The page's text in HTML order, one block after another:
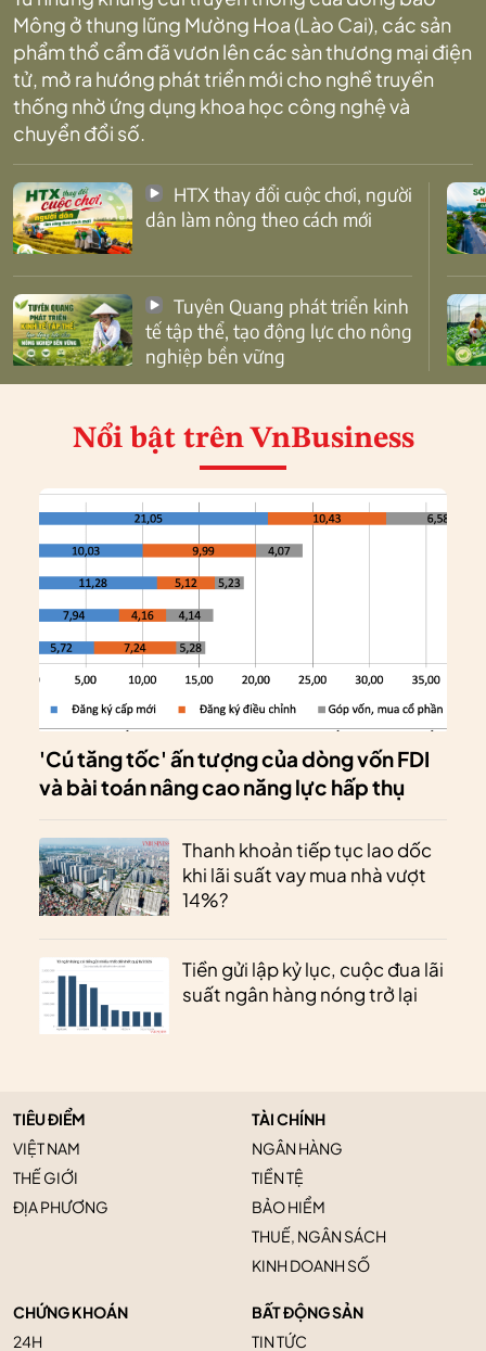
Mông ở thung lũng Mường Hoa (Lào Cai), các sản
phẩm thổ cẩm đã vươn lên các sàn thương mại điện
tử, mở ra hướng phát triển mới cho nghề truyền
thống nhờ ứng dụng khoa học công nghệ và
chuyển đổi số.
dân làm nông theo cách mới
tế tập thể, tạo động lực cho nông
nghiệp bền vững
Nổi bật trên VnBusiness
'Cú tăng tốc' ấn tượng của dòng vốn FDI
và bài toán nâng cao năng lực hấp thụ
Thanh khoản tiếp tục lao dốc
khi lãi suất vay mua nhà vượt
14%?
Tiền gửi lập kỷ lục, cuộc đua lãi
suất ngân hàng nóng trở lại
TIÊU ĐIỂM
VIỆT NAM
THẾ GIỚI
ĐỊA PHƯƠNG
TÀI CHÍNH
NGÂN HÀNG
TIỀN TỆ
BẢO HIỂM
THUẾ, NGÂN SÁCH
KINH DOANH SỐ
CHỨNG KHOÁN
24H
BẤT ĐỘNG SẢN
TIN TỨC